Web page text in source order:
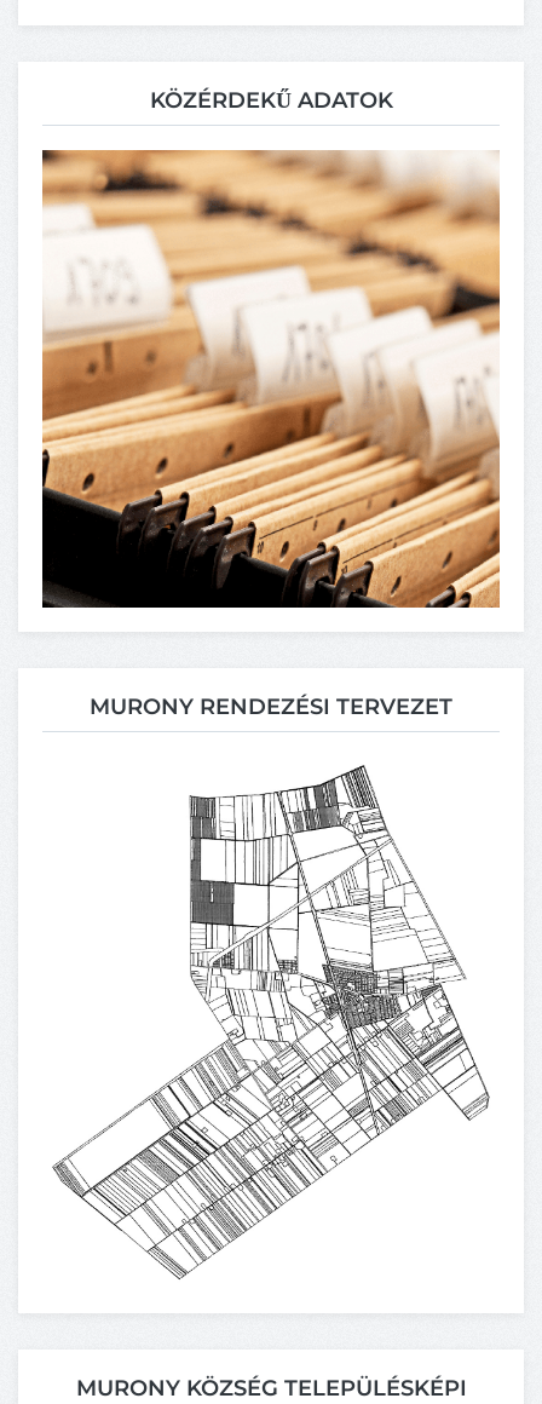
KÖZÉRDEKŰ ADATOK
MURONY RENDEZÉSI TERVEZET
MURONY KÖZSÉG TELEPÜLÉSKÉPI